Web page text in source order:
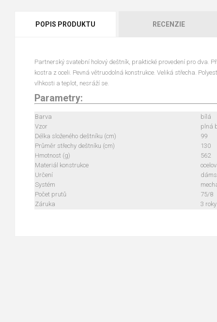
POPIS PRODUKTU RECENZIE
Partnerský svatební holový deštník, praktické provedení pro dva.
kostra z oceli. Pevná větruodolná konstrukce. Veliká střecha.
vlhkosti a teplot, nesráží se.
Parametry:
Barva
bílá
Vzor
plná
Délka složeného deštníku (cm)
99
Průměr střechy deštníku (cm)
130
Hmotnost (g)
562
Materiál konstrukce
Určení
Systém
Počet prutů
75/8
Záruka
3 roky